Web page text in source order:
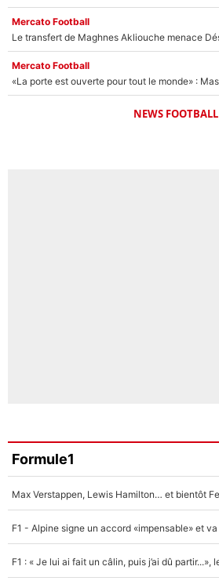
Mercato Football
Mercato Football
NEWS FOOTBALL
Formule1